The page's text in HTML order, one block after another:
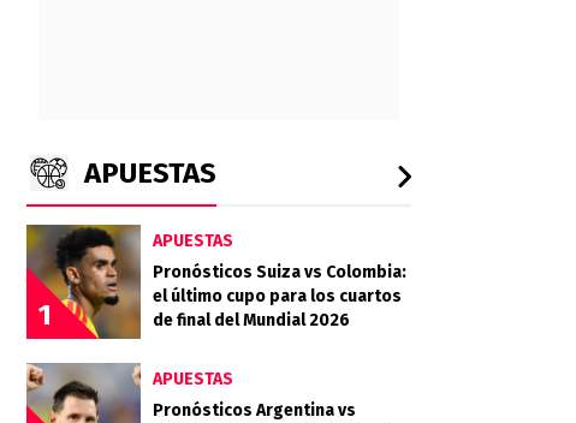
APUESTAS
1
APUESTAS
Pronósticos Suiza vs Colombia:
el último cupo para los cuartos
de final del Mundial 2026
APUESTAS
Pronósticos Argentina vs